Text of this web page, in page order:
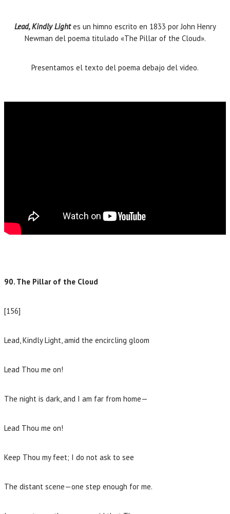
Lead, Kindly Lightes un himno escrito en 1833 por John Henry
Newman del poema titulado «The Pillar of the Cloud».
Presentamos el texto del poema debajo del video.
90. The Pillar of the Cloud
[156]
Lead, Kindly Light, amid the encircling gloom
Lead Thou me on!
The night is dark, and I am far from home—
Lead Thou me on!
Keep Thou my feet; I do not ask to see
The distant scene—one step enough for me.